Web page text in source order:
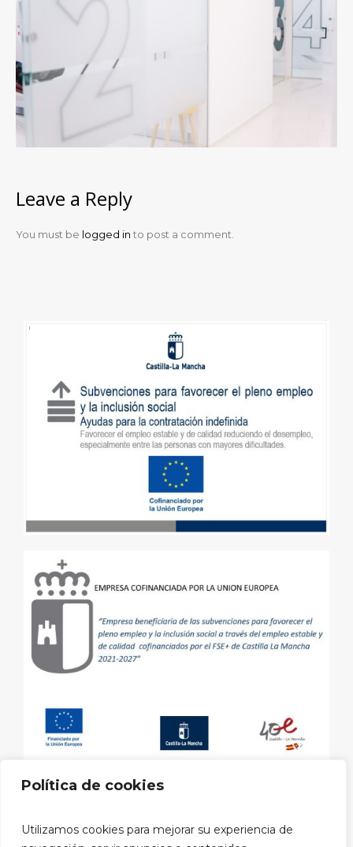
Política de cookies
Utilizamos cookies para mejorar su experiencia de
Leave a Reply
You must be logged in to post a comment.
Política privacidad RRSS